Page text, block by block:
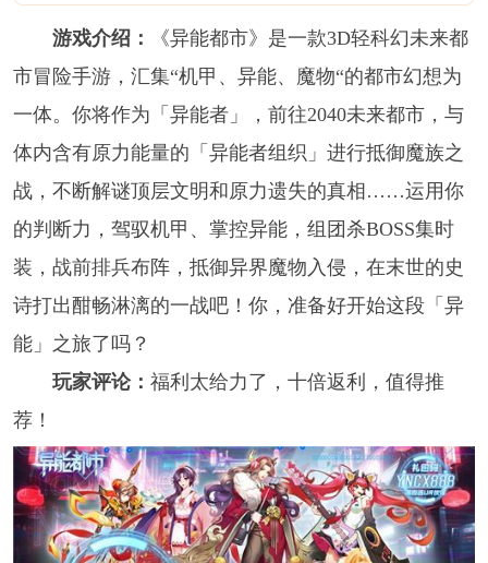
游戏介绍：
《异能都市》是一款3D轻科幻未来都
市冒险手游，汇集“机甲、异能、魔物“的都市幻想为
一体。你将作为「异能者」，前往2040未来都市，与
体内含有原力能量的「异能者组织」进行抵御魔族之
战，不断解谜顶层文明和原力遗失的真相……运用你
的判断力，驾驭机甲、掌控异能，组团杀BOSS集时
装，战前排兵布阵，抵御异界魔物入侵，在末世的史
诗打出酣畅淋漓的一战吧！你，准备好开始这段「异
能」之旅了吗？
玩家评论： 福利太给力了，十倍返利，值得推
荐！